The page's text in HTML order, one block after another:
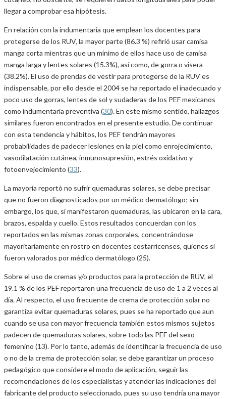
llegar a comprobar esa hipótesis.
En relación con la indumentaria que emplean los docentes para
protegerse de los RUV, la mayor parte (86.3 %) refirió usar camisa
manga corta mientras que un mínimo de ellos hace uso de camisa
manga larga y lentes solares (15.3%), así como, de gorra o visera
(38.2%). El uso de prendas de vestir para protegerse de la RUV es
indispensable, por ello desde el 2004 se ha reportado el inadecuado y
poco uso de gorras, lentes de sol y sudaderas de los PEF mexicanos
como indumentaria preventiva (30). En este mismo sentido, hallazgos
similares fueron encontrados en el presente estudio. De continuar
con esta tendencia y hábitos, los PEF tendrán mayores
probabilidades de padecer lesiones en la piel como enrojecimiento,
vasodilatación cutánea, inmunosupresión, estrés oxidativo y
fotoenvejecimiento (33).
La mayoría reportó no sufrir quemaduras solares, se debe precisar
que no fueron diagnosticados por un médico dermatólogo; sin
embargo, los que, si manifestaron quemaduras, las ubicaron en la cara,
brazos, espalda y cuello. Estos resultados concuerdan con los
reportados en las mismas zonas corporales, concentrándose
mayoritariamente en rostro en docentes costarricenses, quienes si
fueron valorados por médico dermatólogo (25).
Sobre el uso de cremas y/o productos para la protección de RUV, el
19.1 % de los PEF reportaron una frecuencia de uso de 1 a 2 veces al
día. Al respecto, el uso frecuente de crema de protección solar no
garantiza evitar quemaduras solares, pues se ha reportado que aun
cuando se usa con mayor frecuencia también estos mismos sujetos
padecen de quemaduras solares, sobre todo las PEF del sexo
femenino (13). Por lo tanto, además de identificar la frecuencia de uso
o no de la crema de protección solar, se debe garantizar un proceso
pedagógico que considere el modo de aplicación, seguir las
recomendaciones de los especialistas y atender las indicaciones del
fabricante del producto seleccionado, pues su uso tendría una mayor